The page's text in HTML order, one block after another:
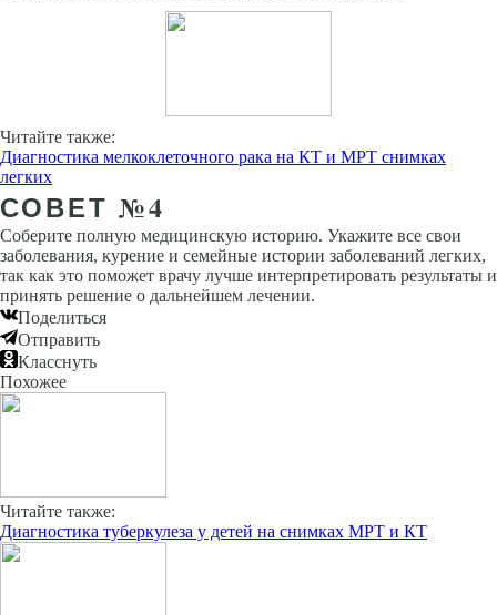
Читайте также:
Диагностика мелкоклеточного рака на КТ и МРТ снимках
легких
СОВЕТ №4
Соберите полную медицинскую историю. Укажите все свои
заболевания, курение и семейные истории заболеваний легких,
так как это поможет врачу лучше интерпретировать результаты и
принять решение о дальнейшем лечении.
Поделиться
Отправить
Класснуть
Похожее
Читайте также:
Диагностика туберкулеза у детей на снимках МРТ и КТ